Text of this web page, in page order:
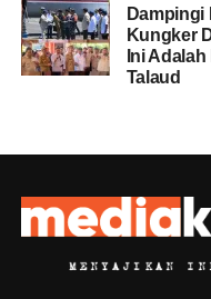
Kungker
Ini
Talaud